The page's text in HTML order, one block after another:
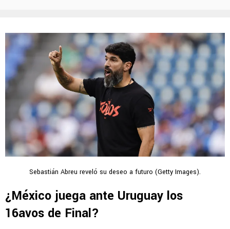
Sebastián Abreu reveló su deseo a futuro (Getty Images).
¿México juega ante Uruguay los
16avos de Final?